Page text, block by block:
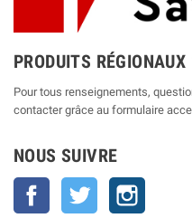
PRODUITS
Pour tous renseignements,
contacter grâce au formulaire
NOUS SUIVRE
Facebook Twitter